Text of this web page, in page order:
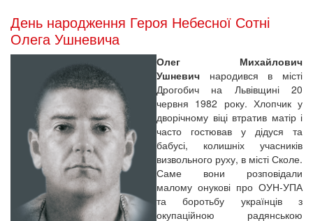
День народження Героя Небесної Сотні
Олега Ушневича
Олег Михайлович
Ушневич народився в місті
Дрогобич на Львівщині 20
червня 1982 року. Хлопчик у
дворічному віці втратив матір і
часто гостював у дідуся та
бабусі, колишніх учасників
визвольного руху, в місті Сколе.
Саме вони розповідали
малому онукові про ОУН-УПА
та боротьбу українців з
окупаційною радянською